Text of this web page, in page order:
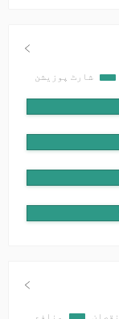
شارٹ پوزیشن
نقصان منافع